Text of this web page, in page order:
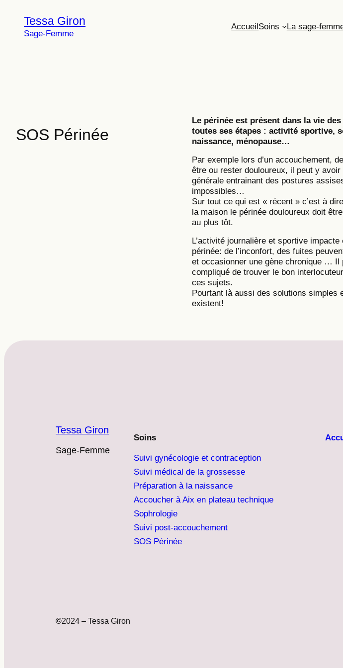
contenu
Tessa Giron
Sage-Femme
AccueilSoins La sage-
SOS Périnée
Le périnée est présent dans la vie
toutes ses étapes : activité sportive,
naissance, ménopause…
Par exemple lors d’un accouchement,
être ou rester douloureux, il peut y avoir
générale entrainant des postures
impossibles…
Sur tout ce qui est « récent » c’est à
la maison le périnée douloureux doit
au plus tôt.
L’activité journalière et sportive impacte
périnée: de l’inconfort, des fuites
et occasionner une gène chronique … Il
compliqué de trouver le bon
ces sujets.
Pourtant là aussi des solutions simples
existent!
Tessa Giron
Sage-Femme
Soins
Suivi gynécologie et contraception
Suivi médical de la grossesse
Préparation à la naissance
Accoucher à Aix en plateau technique
Sophrologie
Suivi post-accouchement
SOS Périnée
©2024 – Tessa Giron